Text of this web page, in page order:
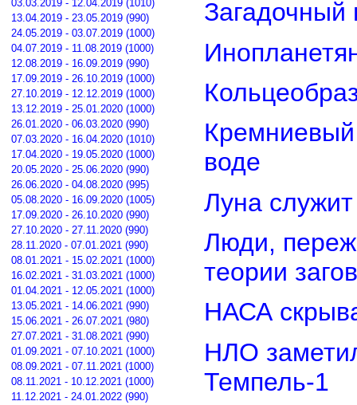
03.03.2019 - 12.04.2019 (1010)
13.04.2019 - 23.05.2019 (990)
24.05.2019 - 03.07.2019 (1000)
04.07.2019 - 11.08.2019 (1000)
12.08.2019 - 16.09.2019 (990)
17.09.2019 - 26.10.2019 (1000)
27.10.2019 - 12.12.2019 (1000)
13.12.2019 - 25.01.2020 (1000)
26.01.2020 - 06.03.2020 (990)
07.03.2020 - 16.04.2020 (1010)
17.04.2020 - 19.05.2020 (1000)
20.05.2020 - 25.06.2020 (990)
26.06.2020 - 04.08.2020 (995)
05.08.2020 - 16.09.2020 (1005)
17.09.2020 - 26.10.2020 (990)
27.10.2020 - 27.11.2020 (990)
28.11.2020 - 07.01.2021 (990)
08.01.2021 - 15.02.2021 (1000)
16.02.2021 - 31.03.2021 (1000)
01.04.2021 - 12.05.2021 (1000)
13.05.2021 - 14.06.2021 (990)
15.06.2021 - 26.07.2021 (980)
27.07.2021 - 31.08.2021 (990)
01.09.2021 - 07.10.2021 (1000)
08.09.2021 - 07.11.2021 (1000)
08.11.2021 - 10.12.2021 (1000)
11.12.2021 - 24.01.2022 (990)
воде
Луна
Люди,
теории
НАСА
НЛО
Темпель-1